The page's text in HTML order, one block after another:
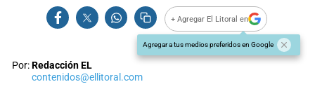
+ Agregar El Litoral en
Agregar a tus medios preferidos en Google
Por:Redacción EL
contenidos@ellitoral.com